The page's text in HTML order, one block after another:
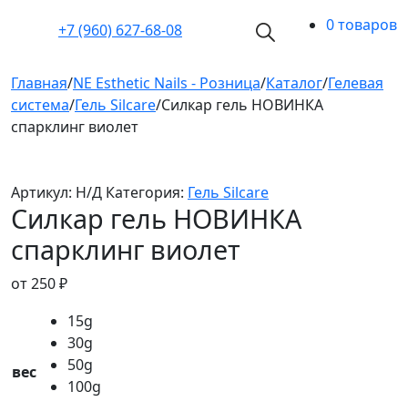
+7 (960) 627-68-08 0 товаров
Главная/NE Esthetic Nails - Розница/Каталог/Гелевая
система/Гель Silcare/Силкар гель НОВИНКА
спарклинг виолет
Артикул: Н/Д Категория: Гель Silcare
Силкар гель НОВИНКА
спарклинг виолет
от250₽
вес
15g
30g
50g
100g